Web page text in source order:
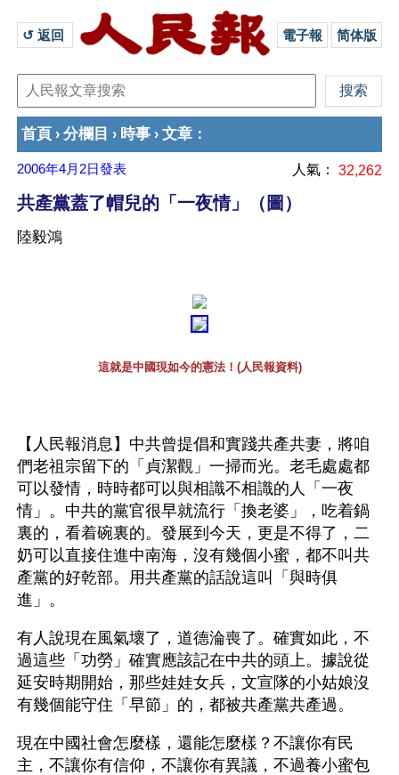
↺ 返回 電子報 简体版
首頁 › 分欄目 › 時事 › 文章 ：
2006年4月2日發表 人氣： 32,262
共產黨蓋了帽兒的「一夜情」（圖）
陸毅鴻
這就是中國現如今的憲法！(人民報資料)
【人民報消息】中共曾提倡和實踐共產共妻，將咱
們老祖宗留下的「貞潔觀」一掃而光。老毛處處都
可以發情，時時都可以與相識不相識的人「一夜
情」。中共的黨官很早就流行「換老婆」，吃着鍋
裏的，看着碗裏的。發展到今天，更是不得了，二
奶可以直接住進中南海，沒有幾個小蜜，都不叫共
產黨的好乾部。用共產黨的話說這叫「與時俱
進」。
有人說現在風氣壞了，道德淪喪了。確實如此，不
過這些「功勞」確實應該記在中共的頭上。據說從
延安時期開始，那些娃娃女兵，文宣隊的小姑娘沒
有幾個能守住「早節」的，都被共產黨共產過。
現在中國社會怎麼樣，還能怎麼樣？不讓你有民
主，不讓你有信仰，不讓你有異議，不過養小蜜包